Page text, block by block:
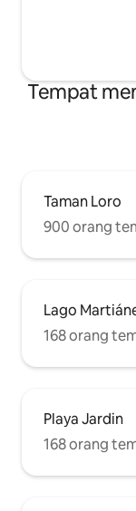
Tempat
Taman Loro
900 orang
Lago
168 orang
Playa Jardin
168 orang